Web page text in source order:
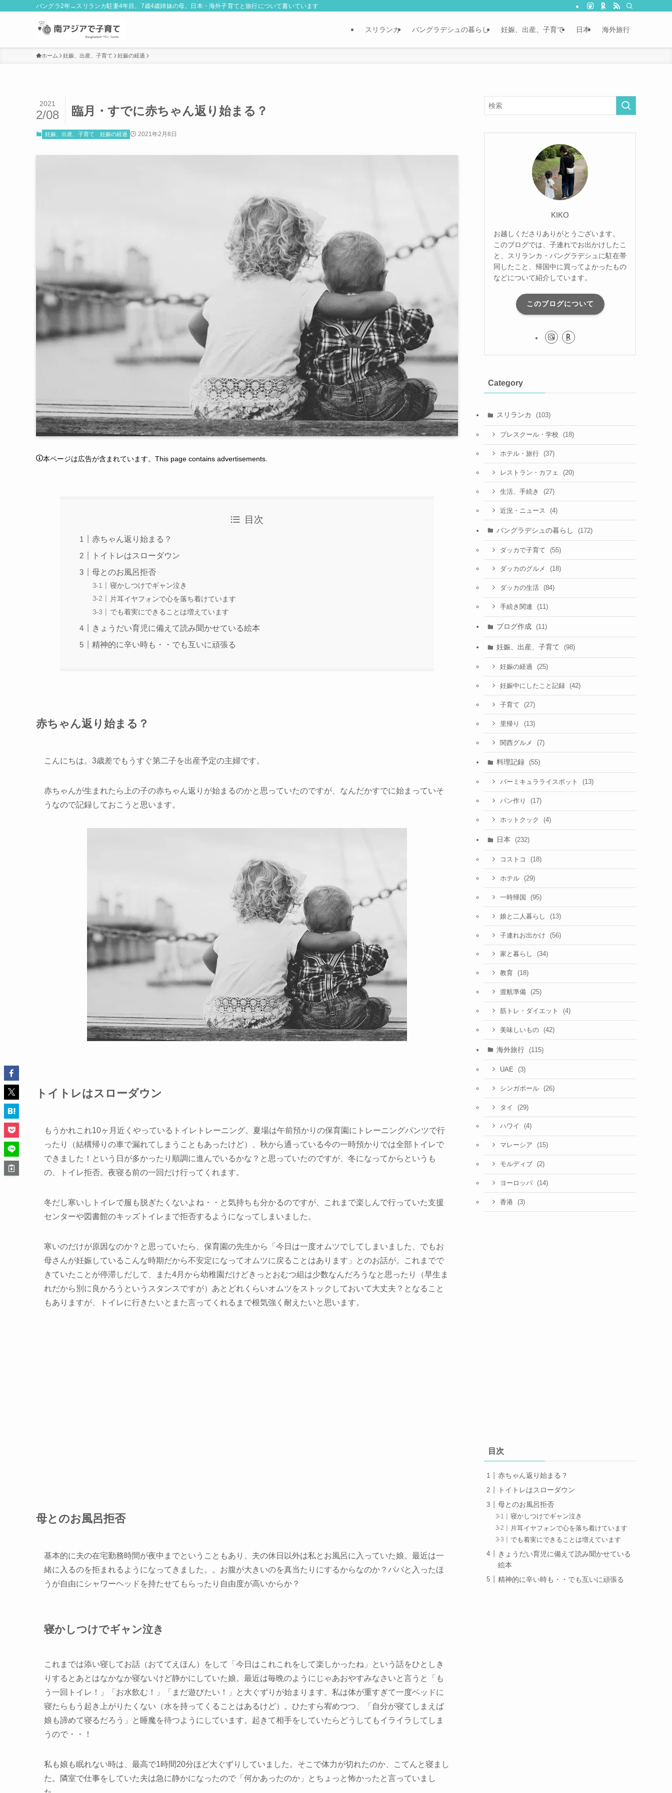
バングラ2年→スリランカ駐妻4年目。7歳4歳姉妹の母。日本・海外子育てと旅行について書いています
スリランカ バングラデシュの暮らし 妊娠、出産、子育て 日本 海外旅行
ホーム 妊娠、出産、子育て 妊娠の経過
臨月・すでに赤ちゃん返り始まる？
2021
2/08
妊娠、出産、子育て 妊娠の経過 2021年2月8日
本ページは広告が含まれています。This page contains advertisements.
目次
赤ちゃん返り始まる？
トイトレはスローダウン
母とのお風呂拒否
寝かしつけでギャン泣き
片耳イヤフォンで心を落ち着けています
でも着実にできることは増えています
きょうだい育児に備えて読み聞かせている絵本
精神的に辛い時も・・でも互いに頑張る
赤ちゃん返り始まる？
こんにちは。3歳差でもうすぐ第二子を出産予定の主婦です。
赤ちゃんが生まれたら上の子の赤ちゃん返りが始まるのかと思っていたのですが、 なんだかすでに始まっていそ
う なので記録しておこうと思います。
トイトレはスローダウン
もうかれこれ10ヶ月近くやっているトイレトレーニング。夏場は午前預かりの保育園にトレーニングパンツで行
ったり（結構帰りの車で漏れてしまうこともあったけど）、秋から通っている今の一時預かりでは全部トイレで
できました！という日が多かったり順調に進んでいるかな？と思っていたのですが、 冬になってからというも
の、トイレ拒否。夜寝る前の一回だけ行ってくれます。
冬だし寒いしトイレで服も脱ぎたくないよね・・と気持ちも分かるのですが、これまで楽しんで行っていた支援
センターや図書館のキッズトイレまで拒否するようになってしまいました。
寒いのだけが原因なのか？と思っていたら、保育園の先生から「今日は一度オムツでしてしまいました、 でもお
母さんが妊娠しているこんな時期だから不安定になってオムツに戻ることはあります 」とのお話が。これまでで
きていたことが停滞しだして、また4月から幼稚園だけどきっとおむつ組は少数なんだろうなと思ったり（早生ま
れだから別に良かろうというスタンスですが）あとどれくらいオムツをストックしておいて大丈夫？となること
もありますが、トイレに行きたいとまた言ってくれるまで根気強く耐えたいと思います。
母とのお風呂拒否
基本的に夫の在宅勤務時間が夜中までということもあり、夫の休日以外は私とお風呂に入っていた娘。最近は一
緒に入るのを拒まれるようになってきました。。お腹が大きいのを真当たりにするからなのか？パパと入ったほ
うが自由にシャワーヘッドを持たせてもらったり自由度が高いからか？
寝かしつけでギャン泣き
これまでは添い寝してお話（おててえほん）をして「今日はこれこれをして楽しかったね」という話をひとしき
りするとあとはなかなか寝ないけど静かにしていた娘。最近は毎晩のようにじゃあおやすみなさいと言うと「 も
う一回トイレ！」「お水飲む！」「まだ遊びたい！」と大ぐずりが始まります。 私は体が重すぎて一度ベッドに
寝たらもう起き上がりたくない（水を持ってくることはあるけど）。ひたすら宥めつつ、「自分が寝てしまえば
娘も諦めて寝るだろう」と睡魔を待つようにしています。起きて相手をしていたらどうしてもイライラしてしま
うので・・！
私も娘も眠れない時は、最高で1時間20分ほど大ぐずりしていました。そこで体力が切れたのか、こてんと寝まし
た。隣室で仕事をしていた夫は急に静かになったので「何かあったのか」とちょっと怖かったと言っていまし
KIKO
お越しくださりありがとうございます。
このブログでは、子連れでお出かけしたこ
と、スリランカ・バングラデシュに駐在帯
同したこと、帰国中に買ってよかったもの
などについて紹介しています。
このブログについて
Category
スリランカ (103)
プレスクール・学校 (18)
ホテル・旅行 (37)
レストラン・カフェ (20)
生活、手続き (27)
近況・ニュース (4)
バングラデシュの暮らし (172)
ダッカで子育て (55)
ダッカのグルメ (18)
ダッカの生活 (84)
手続き関連 (11)
ブログ作成 (11)
妊娠、出産、子育て (98)
妊娠の経過 (25)
妊娠中にしたこと記録 (42)
子育て (27)
里帰り (13)
関西グルメ (7)
料理記録 (55)
バーミキュラライスポット (13)
パン作り (17)
ホットクック (4)
日本 (232)
コストコ (18)
ホテル (29)
一時帰国 (95)
娘と二人暮らし (13)
子連れお出かけ (56)
家と暮らし (34)
教育 (18)
渡航準備 (25)
筋トレ・ダイエット (4)
美味しいもの (42)
海外旅行 (115)
UAE (3)
シンガポール (26)
タイ (29)
ハワイ (4)
マレーシア (15)
モルディブ (2)
ヨーロッパ (14)
香港 (3)
目次
赤ちゃん返り始まる？
トイトレはスローダウン
母とのお風呂拒否
寝かしつけでギャン泣き
片耳イヤフォンで心を落ち着けています
でも着実にできることは増えています
きょうだい育児に備えて読み聞かせている
絵本
精神的に辛い時も・・でも互いに頑張る